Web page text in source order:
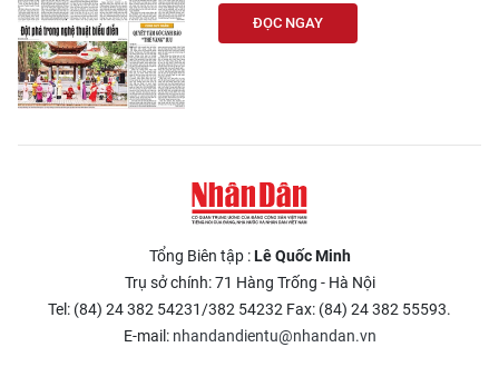
ĐỌC NGAY
Tổng Biên tập :Lê Quốc Minh
Trụ sở chính: 71 Hàng Trống - Hà Nội
Tel: (84) 24 382 54231/382 54232 Fax: (84) 24 382 55593.
E-mail: nhandandientu@nhandan.vn